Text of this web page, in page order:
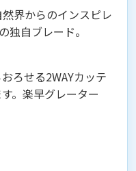
界からのインスピレ
独自ブレード。
ろせる2WAYカッテ
。楽早グレーター